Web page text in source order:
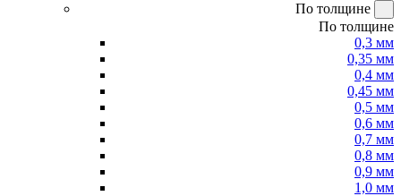
По толщине
По толщине
0,3 мм
0,35 мм
0,4 мм
0,45 мм
0,5 мм
0,6 мм
0,7 мм
0,8 мм
0,9 мм
1,0 мм